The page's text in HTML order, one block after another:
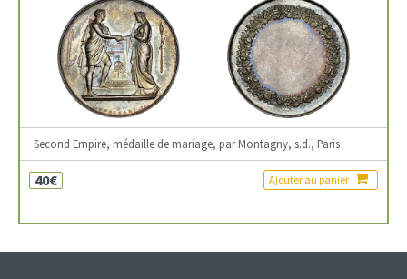
Second Empire, médaille de mariage, par Montagny, s.d., Paris
40€ Ajouter au panier